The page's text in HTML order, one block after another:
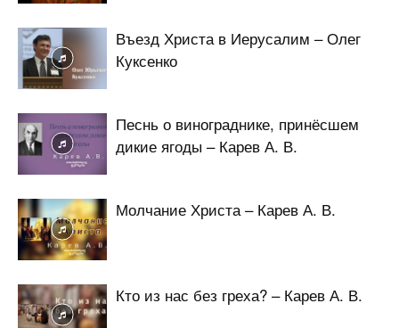
Въезд Христа в Иерусалим – Олег
Куксенко
Песнь о винограднике, принёсшем
дикие ягоды – Карев А. В.
Молчание Христа – Карев А. В.
Кто из нас без греха? – Карев А. В.